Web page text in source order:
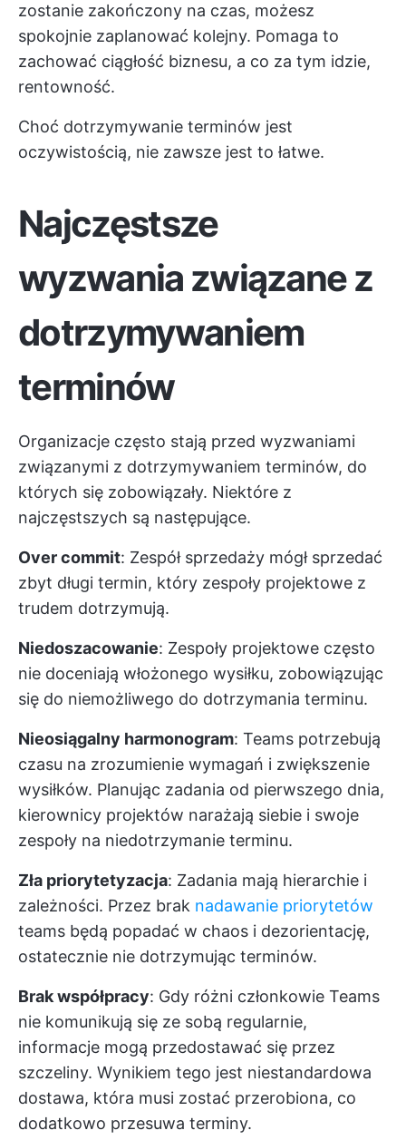
zostanie zakończony na czas, możesz
spokojnie zaplanować kolejny. Pomaga to
zachować ciągłość biznesu, a co za tym idzie,
rentowność.
Choć dotrzymywanie terminów jest
oczywistością, nie zawsze jest to łatwe.
Najczęstsze
wyzwania związane z
dotrzymywaniem
terminów
Organizacje często stają przed wyzwaniami
związanymi z dotrzymywaniem terminów, do
których się zobowiązały. Niektóre z
najczęstszych są następujące.
Over commit: Zespół sprzedaży mógł sprzedać
zbyt długi termin, który zespoły projektowe z
trudem dotrzymują.
Niedoszacowanie: Zespoły projektowe często
nie doceniają włożonego wysiłku, zobowiązując
się do niemożliwego do dotrzymania terminu.
Nieosiągalny harmonogram: Teams potrzebują
czasu na zrozumienie wymagań i zwiększenie
wysiłków. Planując zadania od pierwszego dnia,
kierownicy projektów narażają siebie i swoje
zespoły na niedotrzymanie terminu.
Zła priorytetyzacja: Zadania mają hierarchie i
zależności. Przez brak nadawanie priorytetów
teams będą popadać w chaos i dezorientację,
ostatecznie nie dotrzymując terminów.
Brak współpracy: Gdy różni członkowie Teams
nie komunikują się ze sobą regularnie,
informacje mogą przedostawać się przez
szczeliny. Wynikiem tego jest niestandardowa
dostawa, która musi zostać przerobiona, co
dodatkowo przesuwa terminy.